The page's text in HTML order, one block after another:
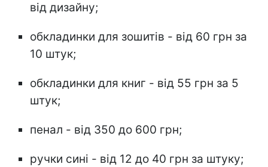
від дизайну;
обкладинки для зошитів - від 60 грн за
10 штук;
обкладинки для книг - від 55 грн за 5
штук;
пенал - від 350 до 600 грн;
ручки сині - від 12 до 40 грн за штуку;